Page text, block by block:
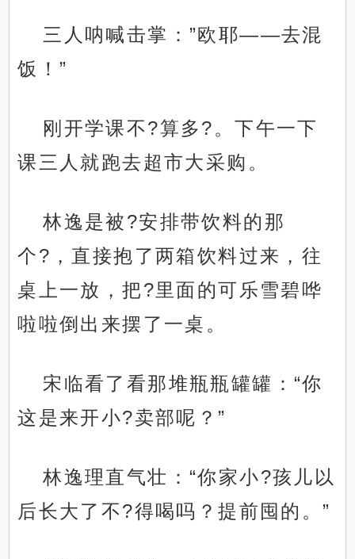
三人呐喊击掌：”欧耶——去混
饭！”
刚开学课不?算多?。下午一下
课三人就跑去超市大采购。
林逸是被?安排带饮料的那
个?，直接抱了两箱饮料过来，往
桌上一放，把?里面的可乐雪碧哗
啦啦倒出来摆了一桌。
宋临看了看那堆瓶瓶罐罐：“你
这是来开小?卖部呢？”
林逸理直气壮：“你家小?孩儿以
后长大了不?得喝吗？提前囤的。”